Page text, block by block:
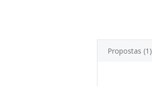
Propostas (1)